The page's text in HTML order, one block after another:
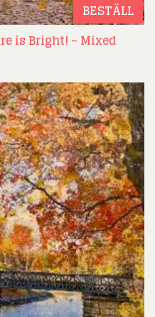
BESTÄLL
is Bright! – Mixed